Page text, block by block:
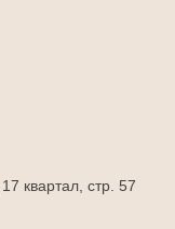
квартал, стр. 57